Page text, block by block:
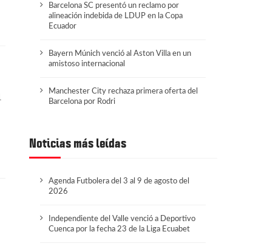
Barcelona SC presentó un reclamo por
alineación indebida de LDUP en la Copa
Ecuador
Bayern Múnich venció al Aston Villa en un
amistoso internacional
Manchester City rechaza primera oferta del
Barcelona por Rodri
Noticias más leídas
Agenda Futbolera del 3 al 9 de agosto del
2026
Independiente del Valle venció a Deportivo
Cuenca por la fecha 23 de la Liga Ecuabet